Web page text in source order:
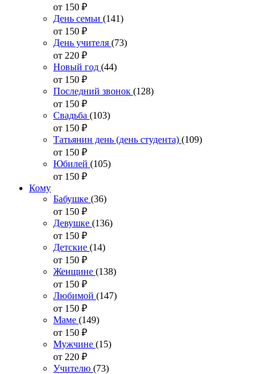
от 150 ₽
День семьи (141)
от 150 ₽
День учителя (73)
от 220 ₽
Новый год (44)
от 150 ₽
Последний звонок (128)
от 150 ₽
Свадьба (103)
от 150 ₽
Татьянин день (день студента) (109)
от 150 ₽
Юбилей (105)
от 150 ₽
Кому
Бабушке (36)
от 150 ₽
Девушке (136)
от 150 ₽
Детские (14)
от 150 ₽
Женщине (138)
от 150 ₽
Любимой (147)
от 150 ₽
Маме (149)
от 150 ₽
Мужчине (15)
от 220 ₽
Учителю (73)